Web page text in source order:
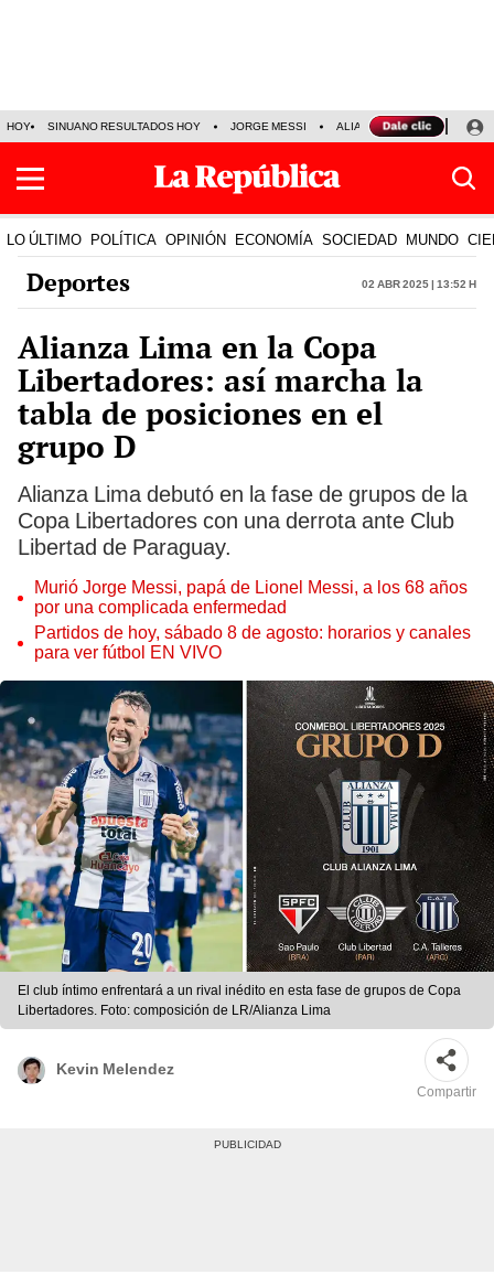
HOY SINUANO RESULTADOS HOY JORGE MESSI ALIANZA LIMA VS SPORT
LO ÚLTIMO POLÍTICA OPINIÓN ECONOMÍA SOCIEDAD MUNDO
Deportes 02 Abr 2025 | 13:52 h
Alianza Lima en la Copa
Libertadores: así marcha la
tabla de posiciones en el
grupo D
Alianza Lima debutó en la fase de grupos de la
Copa Libertadores con una derrota ante Club
Libertad de Paraguay.
Murió Jorge Messi, papá de Lionel Messi, a los 68 años
por una complicada enfermedad
Partidos de hoy, sábado 8 de agosto: horarios y canales
para ver fútbol EN VIVO
El club íntimo enfrentará a un rival inédito en esta fase de grupos de Copa
Libertadores. Foto: composición de LR/Alianza Lima
Kevin Melendez
Compartir